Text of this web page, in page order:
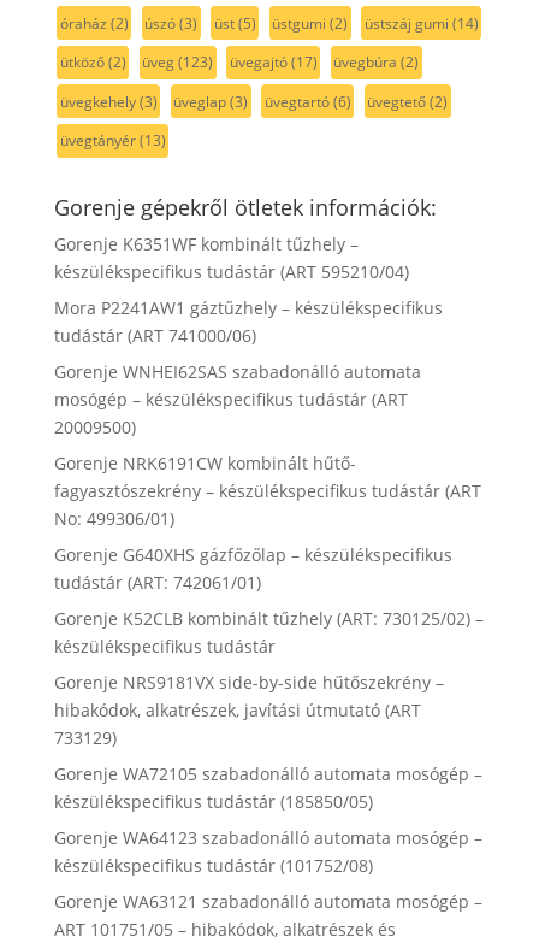
óraház (2) úszó(3) üst(5) üstgumi (2) üstszáj gumi (14)
ütköző(2) üveg(123) üvegajtó(17) üvegbúra (2)
üvegkehely(3) üveglap(3) üvegtartó(6) üvegtető(2)
üvegtányér(13)
Gorenje gépekről ötletek információk:
Gorenje K6351WF kombinált tűzhely –
készülékspecifikus tudástár (ART 595210/04)
Mora P2241AW1 gáztűzhely – készülékspecifikus
tudástár (ART 741000/06)
Gorenje WNHEI62SAS szabadonálló automata
mosógép – készülékspecifikus tudástár (ART
20009500)
Gorenje NRK6191CW kombinált hűtő-
fagyasztószekrény – készülékspecifikus tudástár (ART
No: 499306/01)
Gorenje G640XHS gázfőzőlap – készülékspecifikus
tudástár (ART: 742061/01)
Gorenje K52CLB kombinált tűzhely (ART: 730125/02) –
készülékspecifikus tudástár
Gorenje NRS9181VX side-by-side hűtőszekrény –
hibakódok, alkatrészek, javítási útmutató (ART
733129)
Gorenje WA72105 szabadonálló automata mosógép –
készülékspecifikus tudástár (185850/05)
Gorenje WA64123 szabadonálló automata mosógép –
készülékspecifikus tudástár (101752/08)
Gorenje WA63121 szabadonálló automata mosógép –
ART 101751/05 – hibakódok, alkatrészek és